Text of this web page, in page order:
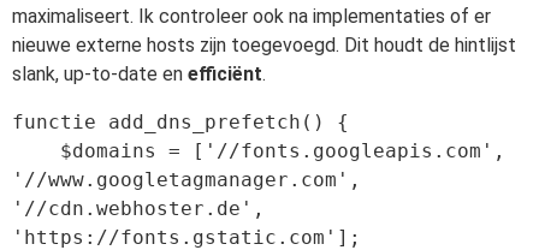
maximaliseert. Ik controleer ook na implementaties of er
nieuwe externe hosts zijn toegevoegd. Dit houdt de hintlijst
slank, up-to-date en efficiënt.
functie add_dns_prefetch() {
'//www.googletagmanager.com',
'//cdn.webhoster.de',
'https://fonts.gstatic.com'];